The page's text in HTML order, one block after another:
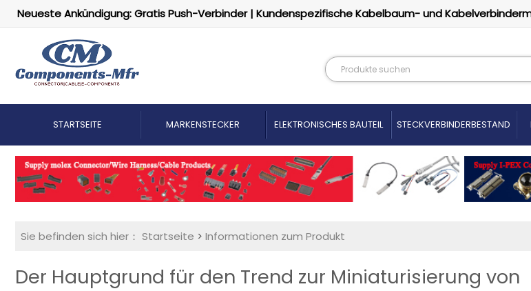
Neueste Ankündigung: Gratis Push-Verbinder | Kundenspezifische Kabelbaum- und
STARTSEITE MARKENSTECKER ELEKTRONISCHES BAUTEIL STECKVERBINDERBESTAND
Sie befinden sich hier： Startseite > Informationen zum Produkt
Der Hauptgrund für den Trend zur Miniaturisierung von